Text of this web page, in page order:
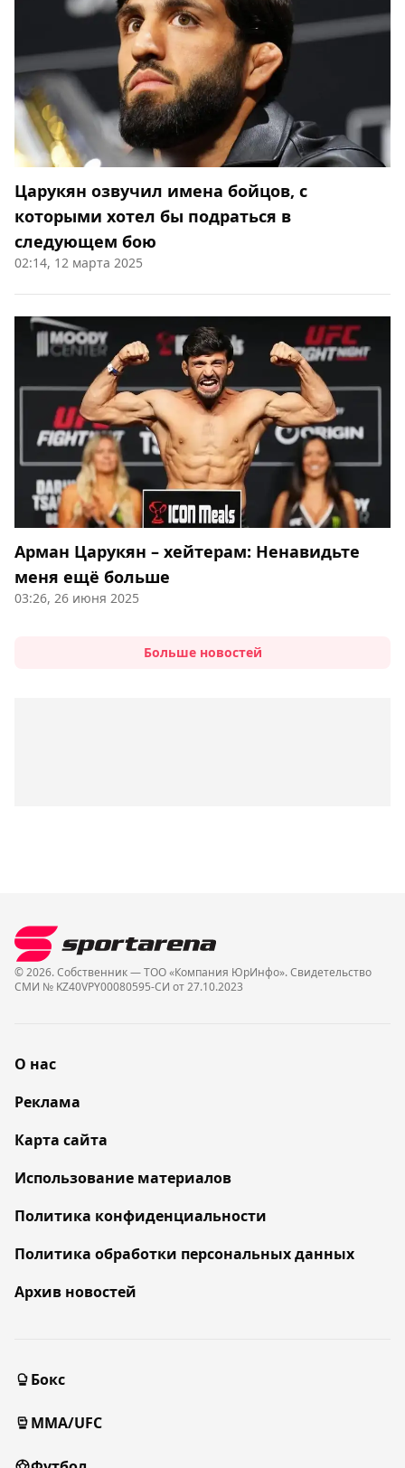
Царукян озвучил имена бойцов, с
которыми хотел бы подраться в
следующем бою
02:14, 12 марта 2025
Арман Царукян – хейтерам: Ненавидьте
меня ещё больше
03:26, 26 июня 2025
Больше новостей
© 2026. Собственник — ТОО «Компания ЮрИнфо». Cвидетельство
СМИ № KZ40VPY00080595-СИ от 27.10.2023
О нас
Реклама
Карта сайта
Использование материалов
Политика конфиденциальности
Политика обработки персональных данных
Архив новостей
Бокс
MMA/UFC